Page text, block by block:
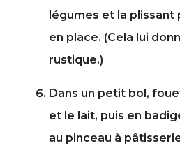
légumes et la plissant
en place. (Cela lui
rustique.)
Dans un petit bol,
et le lait, puis en
au pinceau à